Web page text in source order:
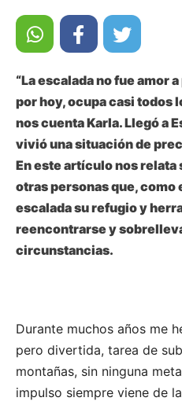
“La escalada no fue amor
por hoy, ocupa casi todos
nos cuenta Karla. Llegó a
vivió una situación de
En este artículo nos relata
otras personas que, como
escalada su refugio y
reencontrarse y
circunstancias.
Durante muchos años me
pero divertida, tarea de
montañas, sin ninguna
impulso siempre viene de